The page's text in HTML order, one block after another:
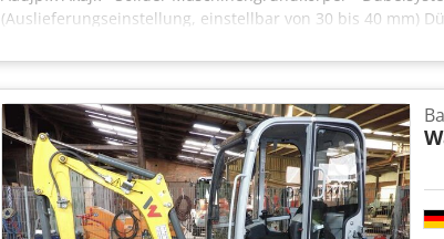
(Auslieferungseinstellung, einstellbar von 30 bis 40 mm)
mm) Rückschlagfreie Pistole Schwingförderer für den
System - Wasserversorgungssystem für vorgeleimte
bar Wasserdruck und Spritzdüse - Elektroniksteuerung
Wasser+Einschießen Potentiometer für die
Kontrolllampe zur Anzeige des min. Wasserstandes im
HoKuTech DübelJet mit Option zur
Vorrichtungen zum Einhängen/Anschließen im DübelJet
HoKuTech | LeimJet Leimangabegerät zur
mm, Spitzdüse Standort: Flörsheim Verfügbarkeit: Sofort